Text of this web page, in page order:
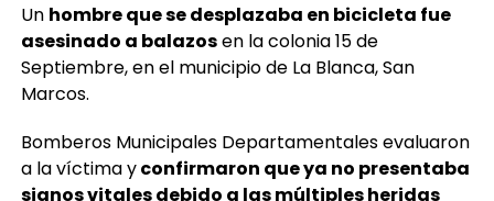
Un hombre que se desplazaba en bicicleta fue
asesinado a balazosen la colonia 15 de
Septiembre, en el municipio de La Blanca, San
Marcos.
Bomberos Municipales Departamentales evaluaron
a la víctima yconfirmaron que ya no presentaba
signos vitales debido a las múltiples heridas